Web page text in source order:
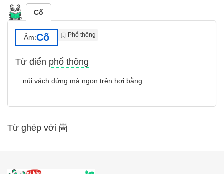
Cố
Âm:Cố Phổ thông
Từ điển phổ thông
núi vách đứng mà ngọn trên hơi bằng
Từ ghép với 崮